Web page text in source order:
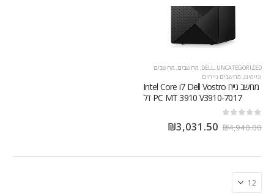
DELL, UNCATEGORIZED
, מחשבים, מחשבים
וגיימינג, מחשבים נייחים
מחשב נייח Intel Core i7 Dell Vostro
PC MT 3910 V3910-7017 דל
₪4,940.00
₪3,031.50